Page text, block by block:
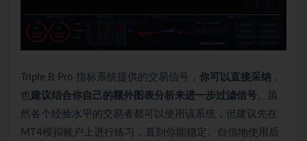
Triple B Pro 指标系统提供的交易信号， 你可以直接采纳 ，
也 建议结合你自己的额外图表分析来进一步过滤信号 。虽
然各个经验水平的交易者都可以使用该系统，但建议先在
MT4模拟账户上进行练习，直到你能稳定、自信地使用后